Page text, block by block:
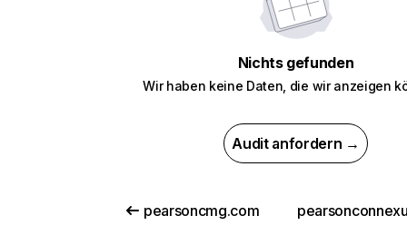
Nichts gefunden
Wir haben keine Daten, die wir anzeigen
Audit anfordern →
pearsoncmg.com